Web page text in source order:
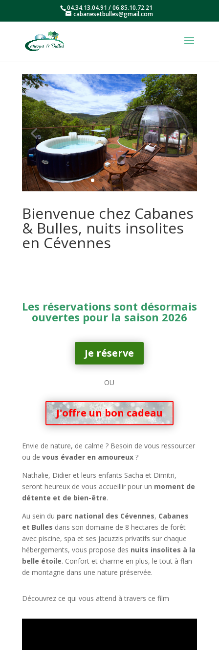
04.34.13.04.91 / 06.85.10.72.21
cabanesetbulles@gmail.com
Bienvenue chez Cabanes
& Bulles, nuits insolites
en Cévennes
Les réservations sont désormais
ouvertes pour la saison 2026
Je réserve
OU
J'offre un bon cadeau
Envie de nature, de calme ? Besoin de vous ressourcer
ou de vous évader en amoureux?
Nathalie, Didier et leurs enfants Sacha et Dimitri,
seront heureux de vous accueillir pour un moment de
détente et de bien-être.
Au sein du parc national des Cévennes, Cabanes
et Bulles dans son domaine de 8 hectares de forêt
avec piscine, spa et ses jacuzzis privatifs sur chaque
hébergements, vous propose des nuits insolites à la
belle étoile. Confort et charme en plus, le tout à flan
de montagne dans une nature préservée.
Découvrez ce qui vous attend à travers ce film